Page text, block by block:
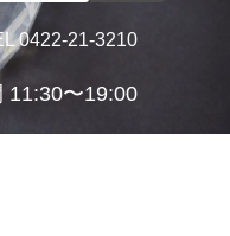
0422-21-3210
11:30〜19:00